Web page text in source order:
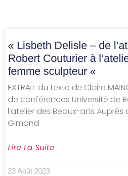
« Lisbeth Delisle – de
Robert Couturier à
femme sculpteur «
EXTRAIT du texte de Claire
de conférences Université de
l’atelier des Beaux-arts Auprès
Gimond
Lire La Suite
23 Août 2023